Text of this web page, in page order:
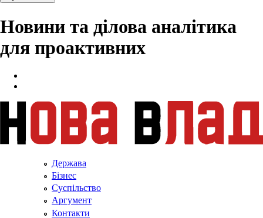
Новини та ділова аналітика
для проактивних
Держава
Бізнес
Суспільство
Аргумент
Контакти